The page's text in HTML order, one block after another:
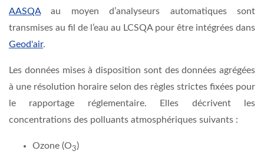
AASQAau moyen d’analyseurs automatiques sont
transmises au fil de l’eau au LCSQA pour être intégrées dans
Geod'air.
Les données mises à disposition sont des données agrégées
à une résolution horaire selon des règles strictes fixées pour
le rapportage réglementaire. Elles décrivent les
concentrations des polluants atmosphériques suivants :
Ozone (O3)